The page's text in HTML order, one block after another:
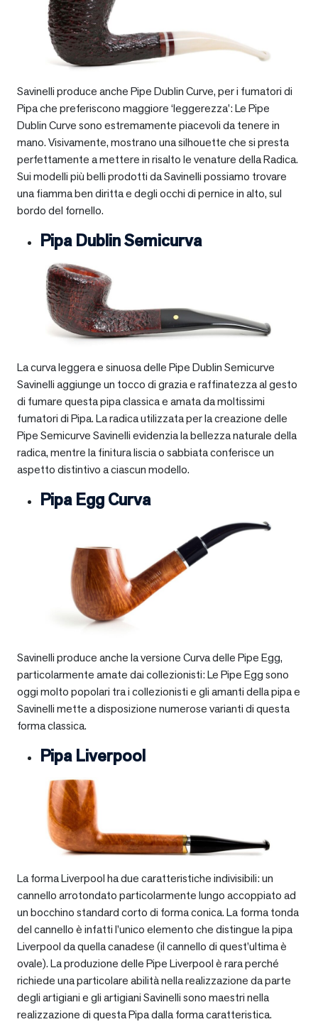
Savinelli produce anche Pipe Dublin Curve, per i fumatori di
Pipa che preferiscono maggiore ‘leggerezza’: Le Pipe
Dublin Curve sono estremamente piacevoli da tenere in
mano. Visivamente, mostrano una silhouette che si presta
perfettamente a mettere in risalto le venature della Radica.
Sui modelli più belli prodotti da Savinelli possiamo trovare
una fiamma ben diritta e degli occhi di pernice in alto, sul
bordo del fornello.
Pipa Dublin Semicurva
La curva leggera e sinuosa delle Pipe Dublin Semicurve
Savinelli aggiunge un tocco di grazia e raffinatezza al gesto
di fumare questa pipa classica e amata da moltissimi
fumatori di Pipa. La radica utilizzata per la creazione delle
Pipe Semicurve Savinelli evidenzia la bellezza naturale della
radica, mentre la finitura liscia o sabbiata conferisce un
aspetto distintivo a ciascun modello.
Pipa Egg Curva
Savinelli produce anche la versione Curva delle Pipe Egg,
particolarmente amate dai collezionisti: Le Pipe Egg sono
oggi molto popolari tra i collezionisti e gli amanti della pipa e
Savinelli mette a disposizione numerose varianti di questa
forma classica.
Pipa Liverpool
La forma Liverpool ha due caratteristiche indivisibili: un
cannello arrotondato particolarmente lungo accoppiato ad
un bocchino standard corto di forma conica. La forma tonda
del cannello è infatti l’unico elemento che distingue la pipa
Liverpool da quella canadese (il cannello di quest’ultima è
ovale). La produzione delle Pipe Liverpool è rara perché
richiede una particolare abilità nella realizzazione da parte
degli artigiani e gli artigiani Savinelli sono maestri nella
realizzazione di questa Pipa dalla forma caratteristica.